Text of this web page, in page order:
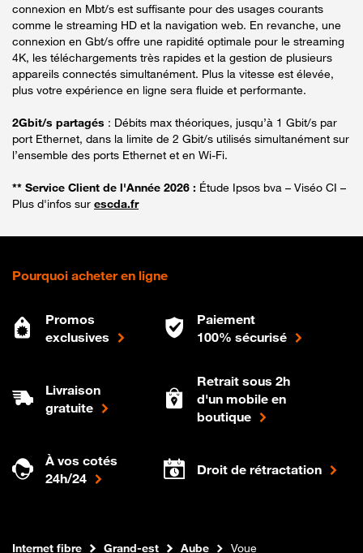
connexion en Mbt/s est suffisante pour des usages courants
comme le streaming HD et la navigation web. En revanche, une
connexion en Gbt/s offre une rapidité optimale pour le streaming
4K, les téléchargements très rapides et la gestion de plusieurs
appareils connectés simultanément. Plus la vitesse est élevée,
plus votre expérience en ligne sera fluide et performante.
2Gbit/s partagés : Débits max théoriques, jusqu’à 1 Gbit/s par
port Ethernet, dans la limite de 2 Gbit/s utilisés simultanément sur
l’ensemble des ports Ethernet et en Wi-Fi.
** Service Client de l'Année 2026 : Étude Ipsos bva – Viséo CI –
Plus d'infos sur escda.fr
Pourquoi acheter en ligne
Promos
exclusives
Paiement
100% sécurisé
Livraison
gratuite
Retrait sous 2h
d'un mobile en
boutique
À vos cotés
24h/24
Droit de rétractation
Boutique Orange
Internet fibre Grand-est Aube Voue